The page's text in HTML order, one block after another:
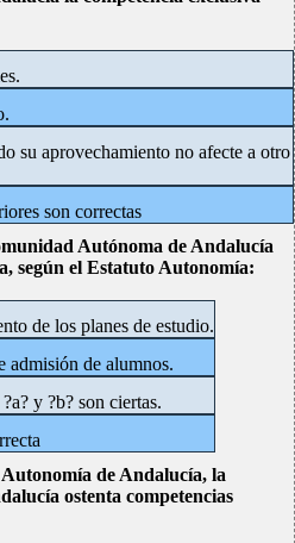
su aprovechamiento no afecte a otro
son correctas
Autónoma de Andalucía
según el Estatuto Autonomía:
de los planes de estudio.
admisión de alumnos.
y ?b? son ciertas.
de Andalucía, la
ostenta competencias